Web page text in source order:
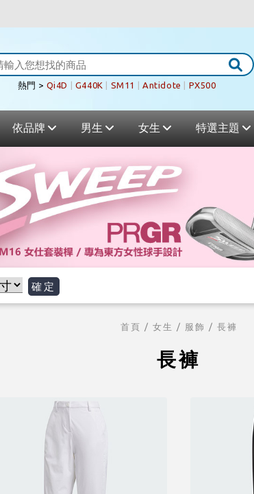
熱門 > Qi4D G440K SM11 Antidote PX500
依品牌 男生 女生 特選主題
確定
首頁 / 女生 / 服飾 / 長褲
長褲